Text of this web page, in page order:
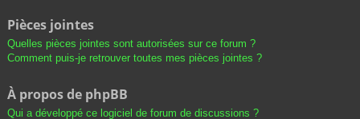
Pièces jointes
Quelles pièces jointes sont autorisées sur ce forum ?
Comment puis-je retrouver toutes mes pièces jointes ?
À propos de phpBB
Qui a développé ce logiciel de forum de discussions ?